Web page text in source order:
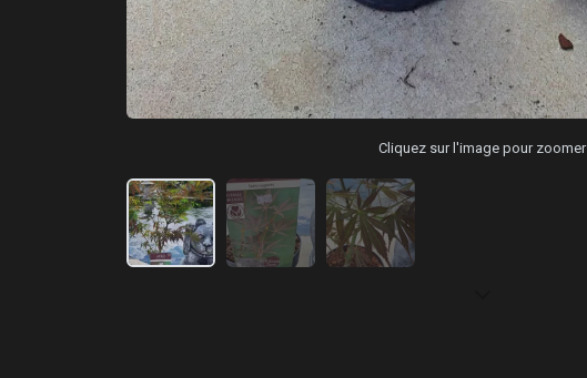
Cliquez sur l'image pour zoomer